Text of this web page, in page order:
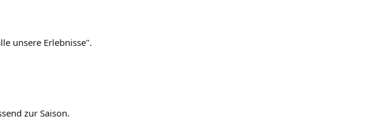
unsere Erlebnisse".
zur Saison.